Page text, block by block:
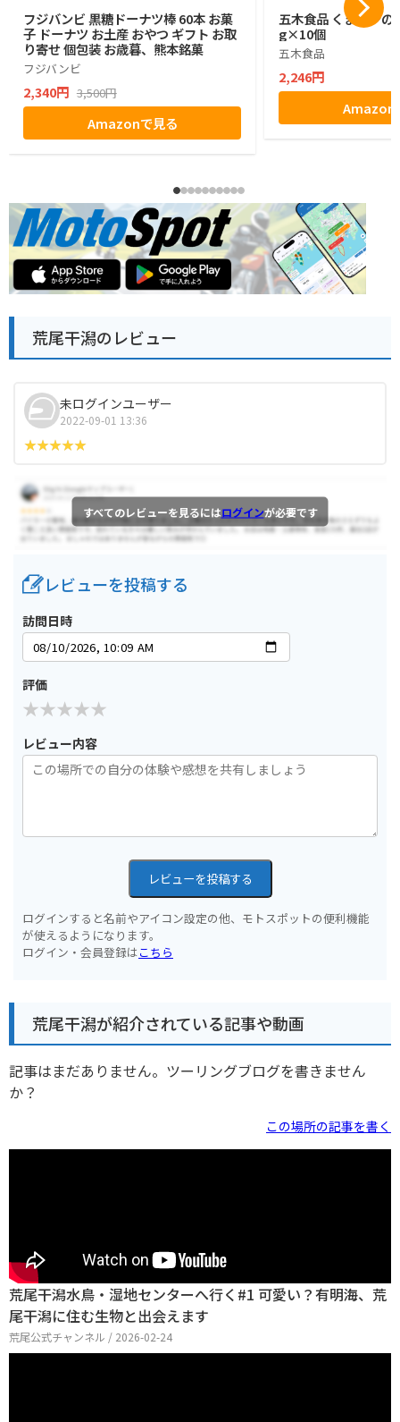
フジバンビ 黒糖ドーナツ棒 60本 お菓
子 ドーナツ お土産 おやつ ギフト お取
り寄せ 個包装 お歳暮、熊本銘菓
フジバンビ
2,340円 3,500円
Amazonで見る
五木食品 くまモン
g×10個
五木食品
2,246円
Amazon
荒尾干潟のレビュー
未ログインユーザー
2022-09-01 13:36
すべてのレビューを見るにはログインが必要です
レビューを投稿する
訪問日時
評価
レビュー内容
レビューを投稿する
ログインすると名前やアイコン設定の他、モトスポットの便利機能
が使えるようになります。
ログイン・会員登録はこちら
荒尾干潟が紹介されている記事や動画
記事はまだありません。ツーリングブログを書きません
か？
この場所の記事を書く
荒尾干潟水鳥・湿地センターへ行く#1 可愛い？有明海、荒
尾干潟に住む生物と出会えます
荒尾公式チャンネル / 2026-02-24